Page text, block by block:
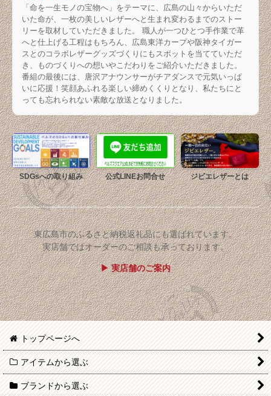
「命を一生モノの宝物へ」をテーマに、広島の山々からいただ
いた命が、一枚の美しいレザーへと生まれ変わるまでのストー
リーを取材していただきました。 職人が一つひとつ手作業で革
へと仕上げる工程はもちろん、広島東洋カープや阪神タイガー
スとのコラボレザーグッズづくりにもスポットを当てていただ
き、ものづくりへの想いやこだわりをご紹介いただきました。
番組の最後には、唐沢アナウンサーがチアダンスで元気いっぱ
いに応援！笑顔あふれる楽しい締めくくりとなり、私たちにと
っても忘れられない素敵な放送となりました。
SDGsへの取り組み 公式LINEお問合せ ジビエレザーとは
東広島市のふるさと納税返礼品にも選ばれています。
実店舗ではオーダーのご相談も承っております。
▶ 実店舗のご案内
トップページへ
アイテムから選ぶ
ブランドから選ぶ